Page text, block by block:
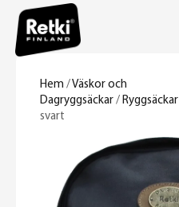
Hem /Väskor och
Dagryggsäckar / Ryggsäckar
svart